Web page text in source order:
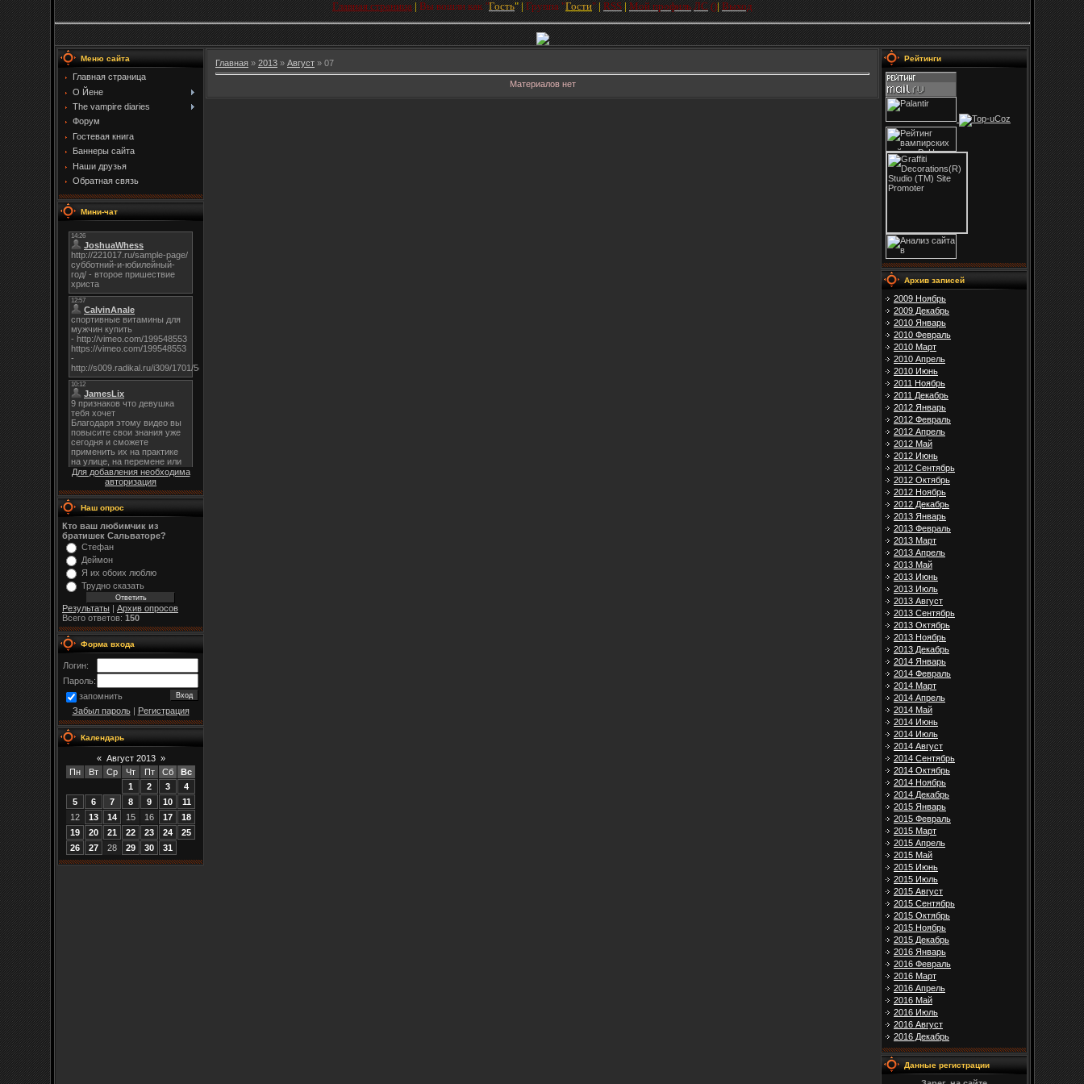
Главная страница | Вы вошли как "Гость"| Группа"Гости" | RSS | Мой профиль ЛC()| Выход
Меню сайта
Главная страница
О Йене
The vampire diaries
Форум
Гостевая книга
Баннеры сайта
Наши друзья
Обратная связь
Мини-чат
Для добавления необходима
авторизация
Наш опрос
Кто ваш любимчик из
братишек Сальваторе?
Стефан
Деймон
Я их обоих люблю
Трудно сказать
Результаты
Архив опросов
Всего ответов: 150
Форма входа
Логин:
Пароль:
запомнить
Забыл пароль| Регистрация
Календарь
« Август 2013 »
Пн
Вт Ср Чт Пт Сб
Вс
1
2 3
4
5
6 7 8 9 10
11
12
13 14 15 16 17
18
19
20 21 22 23 24
25
26
27 28 29 30 31
Главная » 2013 » Август » 07
Материалов нет
Рейтинги
Архив записей
2009 Ноябрь
2009 Декабрь
2010 Январь
2010 Февраль
2010 Март
2010 Апрель
2010 Июнь
2011 Ноябрь
2011 Декабрь
2012 Январь
2012 Февраль
2012 Апрель
2012 Май
2012 Июнь
2012 Сентябрь
2012 Октябрь
2012 Ноябрь
2012 Декабрь
2013 Январь
2013 Февраль
2013 Март
2013 Апрель
2013 Май
2013 Июнь
2013 Июль
2013 Август
2013 Сентябрь
2013 Октябрь
2013 Ноябрь
2013 Декабрь
2014 Январь
2014 Февраль
2014 Март
2014 Апрель
2014 Май
2014 Июнь
2014 Июль
2014 Август
2014 Сентябрь
2014 Октябрь
2014 Ноябрь
2014 Декабрь
2015 Январь
2015 Февраль
2015 Март
2015 Апрель
2015 Май
2015 Июнь
2015 Июль
2015 Август
2015 Сентябрь
2015 Октябрь
2015 Ноябрь
2015 Декабрь
2016 Январь
2016 Февраль
2016 Март
2016 Апрель
2016 Май
2016 Июль
2016 Август
2016 Декабрь
Данные регистрации